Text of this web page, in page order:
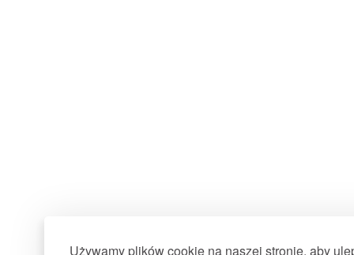
Używamy plików cookie na naszej stronie, aby